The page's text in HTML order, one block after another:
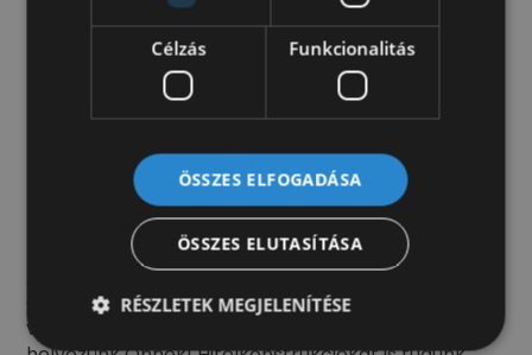
Multimédia/Navigáció
kormányról vezérelhető audio rendszer
A jármű külföldi partnerünk telephelyén található,
amelyet igény szerint behozunk, műszaki
vizsgáztatunk, felépítményezünk és forgalomba
Célzás Funkcionalitás
ÖSSZES ELFOGADÁSA
ÖSSZES ELUTASÍTÁSA
RÉSZLETEK MEGJELENÍTÉSE